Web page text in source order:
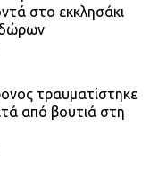
στο εκκλησάκι
τραυματίστηκε
από βουτιά στη